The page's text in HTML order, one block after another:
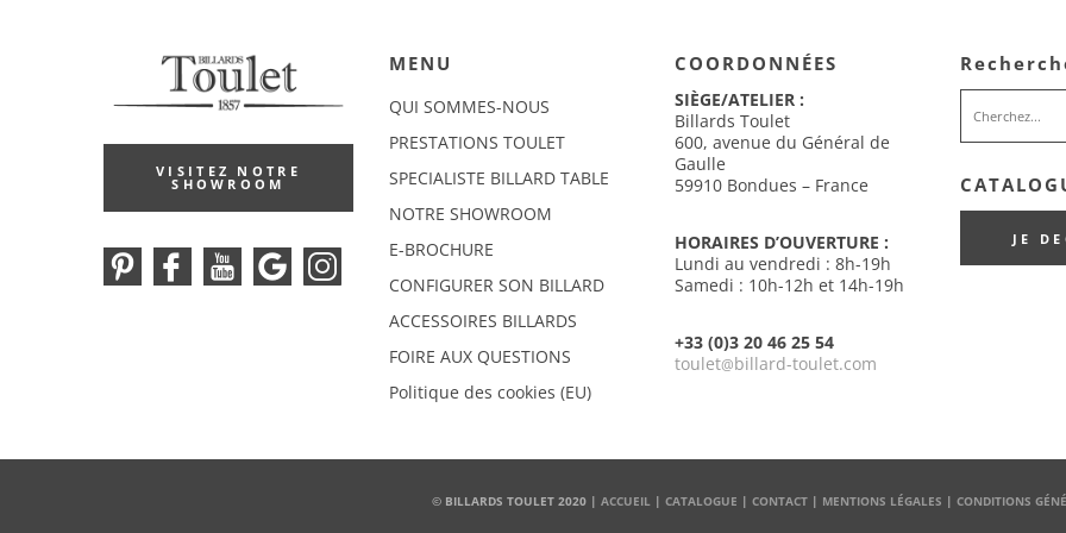
VISITEZ NOTRE
SHOWROOM
MENU
QUI SOMMES-NOUS
PRESTATIONS TOULET
SPECIALISTE BILLARD TABLE
NOTRE SHOWROOM
E-BROCHURE
CONFIGURER SON BILLARD
ACCESSOIRES BILLARDS
FOIRE AUX QUESTIONS
Politique des cookies (EU)
COORDONNÉES
SIÈGE/ATELIER :
Billards Toulet
600, avenue du Général de
Gaulle
59910 Bondues – France
HORAIRES D’OUVERTURE :
Lundi au vendredi : 8h-19h
Samedi : 10h-12h et 14h-19h
+33 (0)3 20 46 25 54
toulet@billard-toulet.com
JE
© BILLARDS TOULET 2020 | ACCUEIL | CATALOGUE | CONTACT | MENTIONS LÉGALES | CONDITIONS